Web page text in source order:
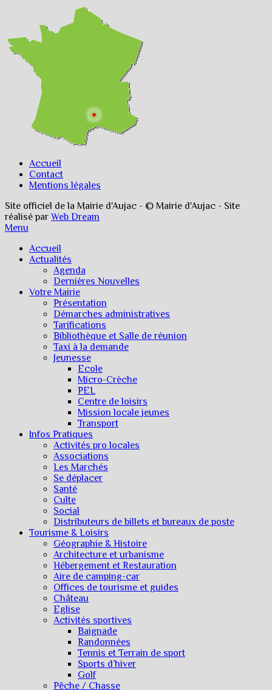
Accueil
Contact
Mentions légales
Site officiel de la Mairie d'Aujac - © Mairie d'Aujac - Site
réalisé parWeb Dream
Menu
Accueil
Actualités
Agenda
Dernières Nouvelles
Votre Mairie
Présentation
Démarches administratives
Tarifications
Bibliothèque et Salle de réunion
Taxi à la demande
Jeunesse
Ecole
Micro-Crèche
PEL
Centre de loisirs
Mission locale jeunes
Transport
Infos Pratiques
Activités pro locales
Associations
Les Marchés
Se déplacer
Santé
Culte
Social
Distributeurs de billets et bureaux de poste
Tourisme & Loisirs
Géographie & Histoire
Architecture et urbanisme
Hébergement et Restauration
Aire de camping-car
Offices de tourisme et guides
Château
Eglise
Activités sportives
Baignade
Randonnées
Tennis et Terrain de sport
Sports d’hiver
Golf
Pêche / Chasse